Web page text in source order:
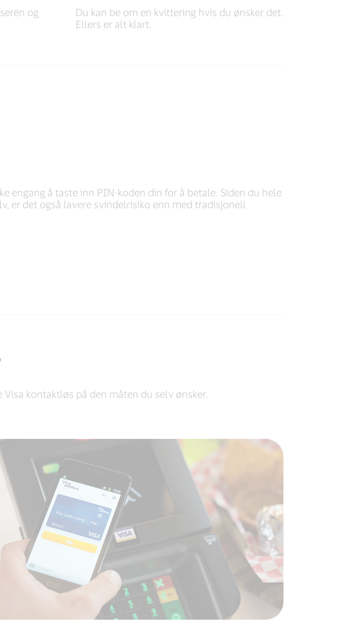
og
Du kan be om en kvittering hvis du ønsker det.
Ellers er alt klart.
engang å taste inn PIN-koden din for å betale. Siden du hele
er det også lavere svindelrisiko enn med tradisjonell
kontaktløs på den måten du selv ønsker.